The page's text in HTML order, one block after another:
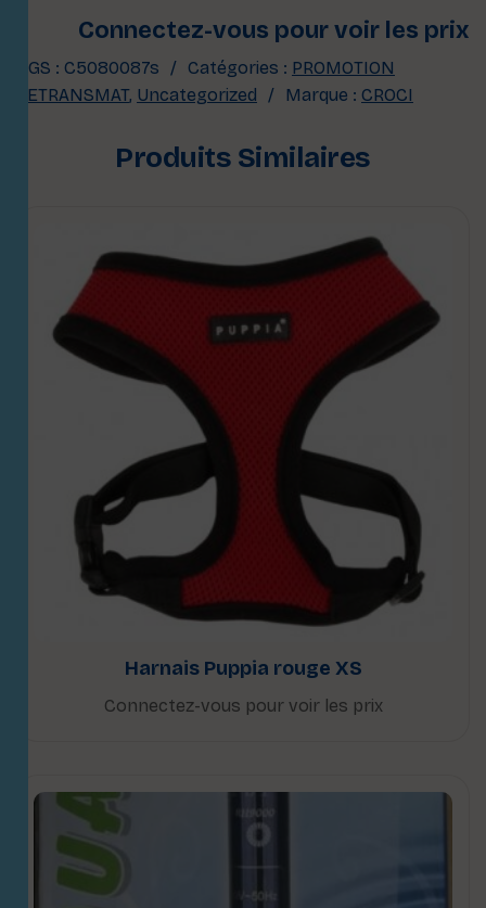
Connectez-vous pour voir les prix
UGS : C5080087s Catégories : PROMOTION
SETRANSMAT, Uncategorized Marque : CROCI
Produits Similaires
Harnais Puppia rouge XS
Connectez-vous pour voir les prix